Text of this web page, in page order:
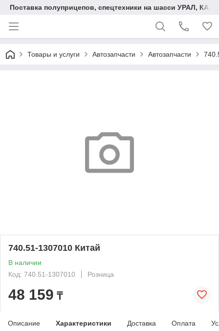
Поставка полуприцепов, спецтехники на шасси УРАЛ,
Товары и услуги Автозапчасти Автозапчасти
740.51-1307010 Китай
В наличии
Код: 740.51-1307010
Розница
48 159 ₸
Описание Характеристики Доставка Оплата